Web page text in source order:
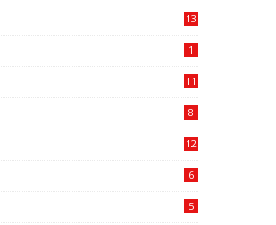
13
1
11
8
12
6
5